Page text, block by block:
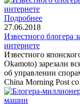
Подробнее
27.06.2018
Известного блогера
интернете
Известного
Okamoto) зарезали
об управлении
China Morning Post